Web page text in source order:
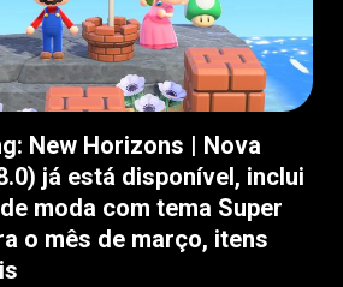
New Horizons | Nova
já está disponível, inclui
moda com tema Super
o mês de março, itens